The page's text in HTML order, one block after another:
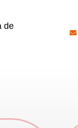
de